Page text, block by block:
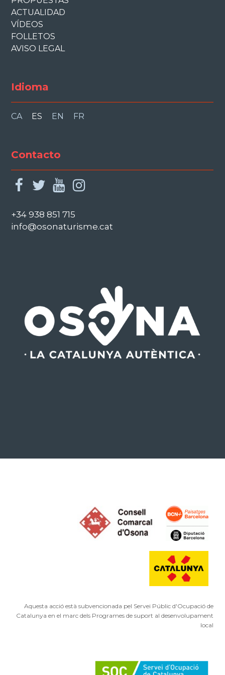
ACTUALIDAD
VÍDEOS
FOLLETOS
AVISO LEGAL
Idioma
CA ES EN FR
Contacto
facebook
twitteryoutube
+34 938 851 715
info@osonaturisme.cat
Aquesta acció està subvencionada pel Servei Públic d'Ocupació de
Catalunya en el marc dels Programes de suport al desenvolupament
local